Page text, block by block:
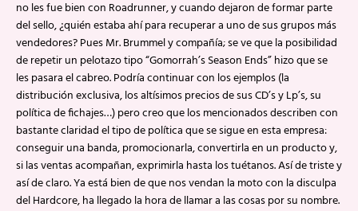
no les fue bien con Roadrunner, y cuando dejaron de formar parte
del sello, ¿quién estaba ahí para recuperar a uno de sus grupos más
vendedores? Pues Mr. Brummel y compañía; se ve que la posibilidad
de repetir un pelotazo tipo “Gomorrah’s Season Ends” hizo que se
les pasara el cabreo. Podría continuar con los ejemplos (la
distribución exclusiva, los altísimos precios de sus CD’s y Lp’s, su
política de fichajes…) pero creo que los mencionados describen con
bastante claridad el tipo de política que se sigue en esta empresa:
conseguir una banda, promocionarla, convertirla en un producto y,
si las ventas acompañan, exprimirla hasta los tuétanos. Así de triste y
así de claro. Ya está bien de que nos vendan la moto con la disculpa
del Hardcore, ha llegado la hora de llamar a las cosas por su nombre.